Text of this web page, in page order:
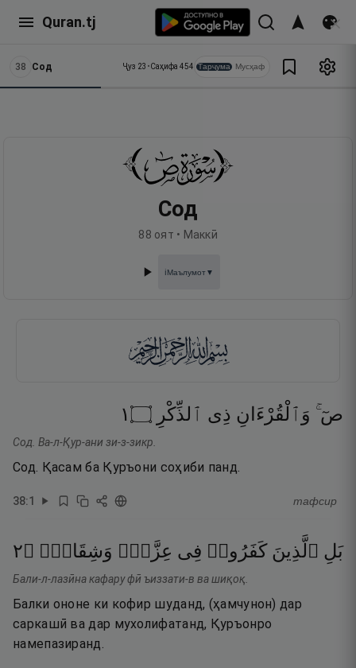
Quran.tj
38 Сод Ҷуз 23 •Саҳифа 454 Тарҷума Мусҳаф
Сод
88 оят • Маккӣ
ℹ️Маълумот▼
صٓ ۚ وَٱلْقُرْءَانِ ذِى ٱلذِّكْرِ ۝١
Сод. Ва-л-Қур-ани зи-з-зикр.
Сод. Қасам ба Қуръони соҳиби панд.
38:1 тафсир
بَلِ ٱلَّذِينَ كَفَرُوا۟ فِى عِزَّةٍۢ وَشِقَاقٍۢ ۝٢
Бали-л-лазӣна кафару фӣ ъиззати-в ва шиқоқ.
Балки ононе ки кофир шуданд, (ҳамчунон) дар
саркашӣ ва дар мухолифатанд, Қуръонро
намепазиранд.